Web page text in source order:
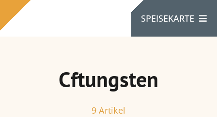
Inhalt
springen
SPEISEKARTE
Cftungsten
9 Artikel